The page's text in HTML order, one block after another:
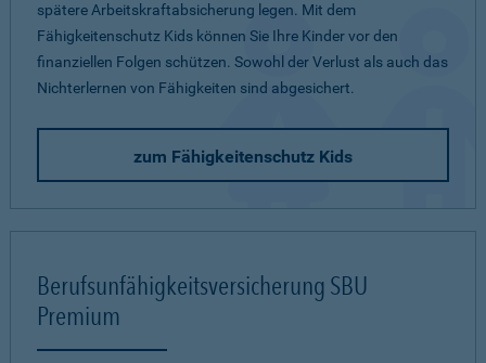
spätere Arbeitskraftabsicherung legen. Mit dem
Fähigkeitenschutz Kids können Sie Ihre Kinder vor den
finanziellen Folgen schützen. Sowohl der Verlust als auch das
Nichterlernen von Fähigkeiten sind abgesichert.
zum Fähigkeitenschutz Kids
Berufsunfähigkeitsversicherung SBU
Premium